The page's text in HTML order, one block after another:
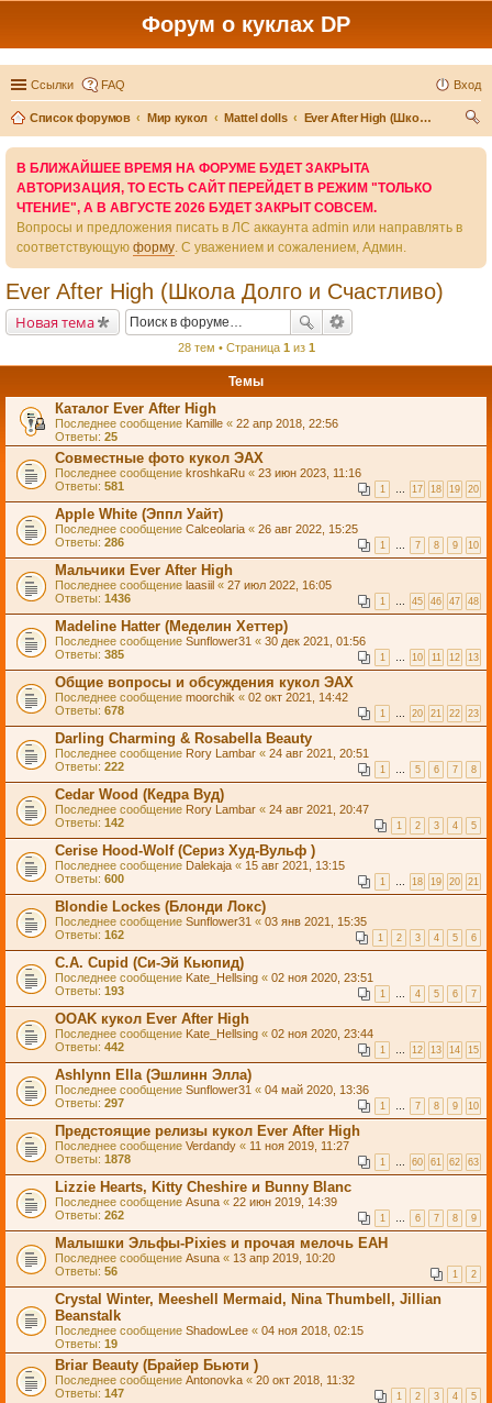
Форум о куклах DP
Ссылки FAQ Вход
Список форумов Мир кукол Mattel dolls
Ever After High (Школа Долго и Счастливо)
В БЛИЖАЙШЕЕ ВРЕМЯ НА ФОРУМЕ БУДЕТ ЗАКРЫТА
АВТОРИЗАЦИЯ, ТО ЕСТЬ САЙТ ПЕРЕЙДЕТ В РЕЖИМ "ТОЛЬКО
ЧТЕНИЕ", А В АВГУСТЕ 2026 БУДЕТ ЗАКРЫТ СОВСЕМ.
Вопросы и предложения писать в ЛС аккаунта admin или направлять в
соответствующую форму. С уважением и сожалением, Админ.
Ever After High (Школа Долго и Счастливо)
Новая тема
28 тем • Страница 1 из 1
Темы
Каталог Ever After High
Последнее сообщение Kamille « 22 апр 2018, 22:56
Ответы: 25
Совместные фото кукол ЭАХ
Последнее сообщение kroshkaRu « 23 июн 2023, 11:16
Ответы: 581 1 … 17 18 19 20
Apple White (Эппл Уайт)
Последнее сообщение Calceolaria « 26 авг 2022, 15:25
Ответы: 286 1 … 7 8 9 10
Мальчики Ever After High
Последнее сообщение laasiil « 27 июл 2022, 16:05
Ответы: 1436 1 … 45 46 47 48
Madeline Hatter (Меделин Хеттер)
Последнее сообщение Sunflower31 « 30 дек 2021, 01:56
Ответы: 385 1 … 10 11 12 13
Общие вопросы и обсуждения кукол ЭАХ
Последнее сообщение moorchik « 02 окт 2021, 14:42
Ответы: 678 1 … 20 21 22 23
Darling Charming & Rosabella Beauty
Последнее сообщение Rory Lambar « 24 авг 2021, 20:51
Ответы: 222 1 … 5 6 7 8
Cedar Wood (Кедра Вуд)
Последнее сообщение Rory Lambar « 24 авг 2021, 20:47
Ответы: 142 1 2 3 4 5
Cerise Hood-Wolf (Cериз Худ-Вульф )
Последнее сообщение Dalekaja « 15 авг 2021, 13:15
Ответы: 600 1 … 18 19 20 21
Blondie Lockes (Блонди Локс)
Последнее сообщение Sunflower31 « 03 янв 2021, 15:35
Ответы: 162 1 2 3 4 5 6
C.A. Cupid (Си-Эй Кьюпид)
Последнее сообщение Kate_Hellsing « 02 ноя 2020, 23:51
Ответы: 193 1 … 4 5 6 7
OOАK кукол Ever After High
Последнее сообщение Kate_Hellsing « 02 ноя 2020, 23:44
Ответы: 442 1 … 12 13 14 15
Ashlynn Ella (Эшлинн Элла)
Последнее сообщение Sunflower31 « 04 май 2020, 13:36
Ответы: 297 1 … 7 8 9 10
Предстоящие релизы кукол Ever After High
Последнее сообщение Verdandy « 11 ноя 2019, 11:27
Ответы: 1878 1 … 60 61 62 63
Lizzie Hearts, Kitty Cheshire и Bunny Blanc
Последнее сообщение Asuna « 22 июн 2019, 14:39
Ответы: 262 1 … 6 7 8 9
Малышки Эльфы-Pixies и прочая мелочь EAH
Последнее сообщение Asuna « 13 апр 2019, 10:20
Ответы: 56 1 2
Crystal Winter, Meeshell Mermaid, Nina Thumbell, Jillian
Beanstalk
Последнее сообщение ShadowLee « 04 ноя 2018, 02:15
Ответы: 19
Briar Beauty (Брайер Бьюти )
Последнее сообщение Antonovka « 20 окт 2018, 11:32
Ответы: 147 1 2 3 4 5